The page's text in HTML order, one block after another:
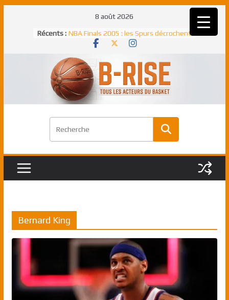
8 août 2026
Récents : NBA Finals 2005 : les Spurs décrochent
un troisième titre NBA, la rude bataille
NBA Finals 2021 : les Bucks et Giannis
Antetokounmpo triomphent, le Greek
Freek élu MVP
Shai Gilgeous-Alexander : son premier
match à plus de 40 points en NBA, le
Pau Gasol dans l’histoire en 2002 :
premier européen sacré Rookie de
Rudy Gobert, deuxième Français élu
Bernard King